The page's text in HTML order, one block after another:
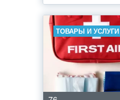
ТОВАРЫ И УСЛУГИ